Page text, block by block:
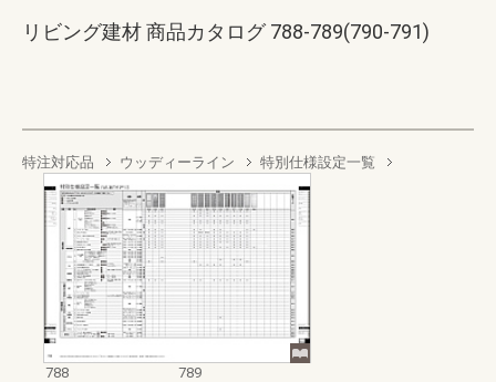
リビング建材 商品カタログ 788-789(790-791)
特注対応品 ウッディーライン 特別仕様設定一覧
788
789